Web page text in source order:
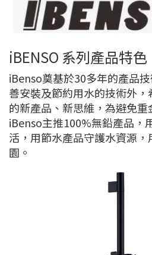
iBENSO 系列產品特色
iBenso奠基於30多年的產品
善安裝及節約用水的技術外
的新產品、新思維，為避免重
iBenso主推100%無鉛產品，
活，用節水產品守護水資源
園。